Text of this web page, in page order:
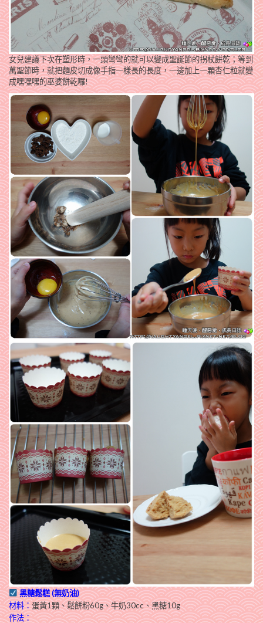
女兒建議下次在塑形時，一頭彎彎的就可以變成聖誕節的拐杖餅乾；等到
萬聖節時，就把麵皮切成像手指一樣長的長度，一邊加上一顆杏仁粒就變
成嘿嘿嘿的巫婆餅乾囉!
黑糖鬆糕 (無奶油)
材料：蛋黃1顆、鬆餅粉60g、牛奶30cc、黑糖10g
作法：